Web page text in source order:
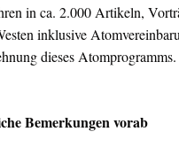
in ca. 2.000 Artikeln,
inklusive
dieses
Bemerkungen vorab